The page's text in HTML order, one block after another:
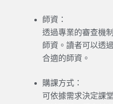
師資：
透過專業的審查機
師資。讀者可以透
合適的師資。
購課方式：
可依據需求決定課